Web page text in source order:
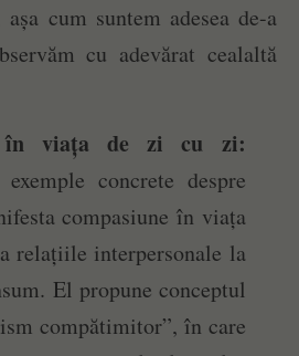
cum suntem adesea de-a
cu adevărat cealaltă
în viața de zi cu zi:
concrete despre
compasiune în viața
relațiile interpersonale la
El propune conceptul
compătimitor”, în care